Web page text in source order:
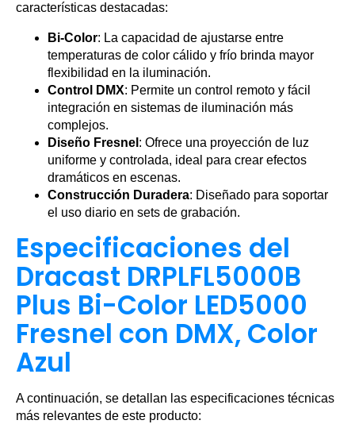
características destacadas:
Bi-Color: La capacidad de ajustarse entre
temperaturas de color cálido y frío brinda mayor
flexibilidad en la iluminación.
Control DMX: Permite un control remoto y fácil
integración en sistemas de iluminación más
complejos.
Diseño Fresnel : Ofrece una proyección de luz
uniforme y controlada, ideal para crear efectos
dramáticos en escenas.
Construcción Duradera: Diseñado para soportar
el uso diario en sets de grabación.
Especificaciones del
Dracast DRPLFL5000B
Plus Bi-Color LED5000
Fresnel con DMX, Color
Azul
A continuación, se detallan las especificaciones técnicas
más relevantes de este producto: